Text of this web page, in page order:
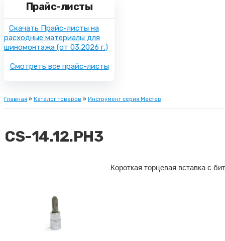
Прайс-листы
Скачать Прайс-листы на
расходные материалы для
шиномонтажа (от 03.2026 г.)
Смотреть все прайс-листы
Главная » Каталог товаров » Инструмент серия Мастер
CS-14.12.PH3
Короткая торцевая вставка с